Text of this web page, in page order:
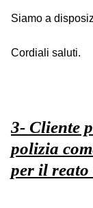
Siamo a
Cordiali saluti.
3- Cliente
polizia
per il